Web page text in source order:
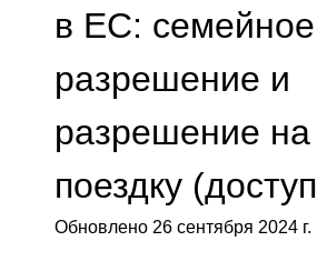
в ЕС: семейное
разрешение и
разрешение на
поездку
Обновлено 26 сентября 2024 г.